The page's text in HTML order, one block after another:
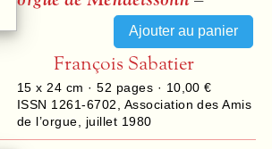
François Sabatier
15 x 24 cm ·52 pages · 10,00 €
ISSN 1261-6702
Association des Amis
de l’orgue
juillet 1980